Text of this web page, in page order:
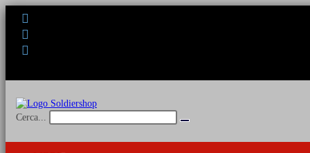
contenuto
Cerca...
Invia